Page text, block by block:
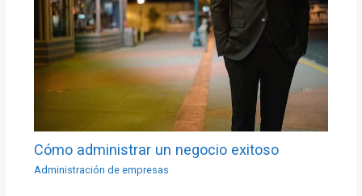
Cómo administrar un negocio exitoso
Administración de empresas